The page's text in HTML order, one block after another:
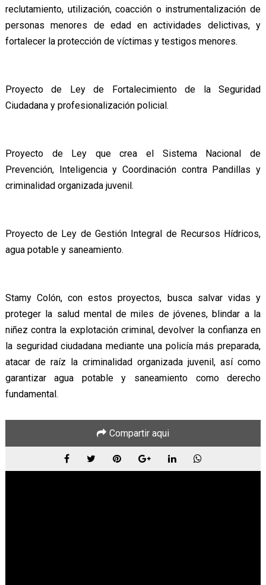
reclutamiento, utilización, coacción o instrumentalización de
personas menores de edad en actividades delictivas, y
fortalecer la protección de víctimas y testigos menores.
Proyecto de Ley de Fortalecimiento de la Seguridad
Ciudadana y profesionalización policial.
Proyecto de Ley que crea el Sistema Nacional de
Prevención, Inteligencia y Coordinación contra Pandillas y
criminalidad organizada juvenil.
Proyecto de Ley de Gestión Integral de Recursos Hídricos,
agua potable y saneamiento.
Stamy Colón, con estos proyectos, busca salvar vidas y
proteger la salud mental de miles de jóvenes, blindar a la
niñez contra la explotación criminal, devolver la confianza en
la seguridad ciudadana mediante una policía más preparada,
atacar de raíz la criminalidad organizada juvenil, así como
garantizar agua potable y saneamiento como derecho
fundamental.
Compartir aqui